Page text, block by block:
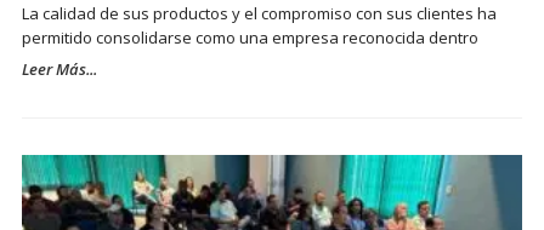
La calidad de sus productos y el compromiso con sus clientes ha
permitido consolidarse como una empresa reconocida dentro
Leer Más...